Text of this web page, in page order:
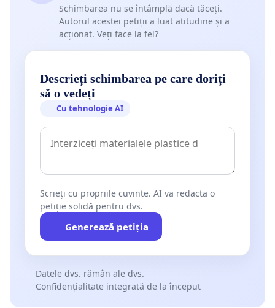
Schimbarea nu se întâmplă dacă tăceți.
Autorul acestei petiții a luat atitudine și a
acționat. Veți face la fel?
Descrieți schimbarea pe care doriți
să o vedeți
Cu tehnologie AI
Scrieți cu propriile cuvinte. AI va redacta o
petiție solidă pentru dvs.
Generează petiția
Datele dvs. rămân ale dvs.
Confidențialitate integrată de la început